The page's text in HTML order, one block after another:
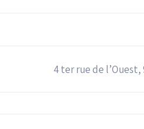
4 ter rue de